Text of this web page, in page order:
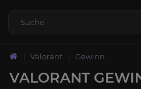
Valorant Gewinn
VALORANT